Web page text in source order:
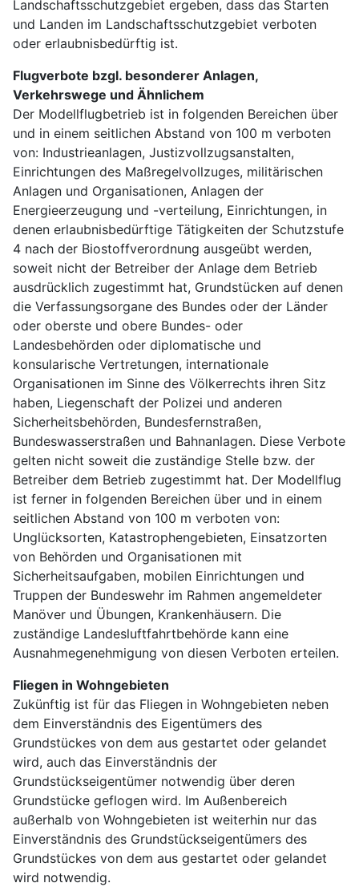
Landschaftsschutzgebiet ergeben, dass das Starten
und Landen im Landschaftsschutzgebiet verboten
oder erlaubnisbedürftig ist.
Flugverbote bzgl. besonderer Anlagen,
Verkehrswege und Ähnlichem
Der Modellflugbetrieb ist in folgenden Bereichen über
und in einem seitlichen Abstand von 100 m verboten
von: Industrieanlagen, Justizvollzugsanstalten,
Einrichtungen des Maßregelvollzuges, militärischen
Anlagen und Organisationen, Anlagen der
Energieerzeugung und -verteilung, Einrichtungen, in
denen erlaubnisbedürftige Tätigkeiten der Schutzstufe
4 nach der Biostoffverordnung ausgeübt werden,
soweit nicht der Betreiber der Anlage dem Betrieb
ausdrücklich zugestimmt hat, Grundstücken auf denen
die Verfassungsorgane des Bundes oder der Länder
oder oberste und obere Bundes- oder
Landesbehörden oder diplomatische und
konsularische Vertretungen, internationale
Organisationen im Sinne des Völkerrechts ihren Sitz
haben, Liegenschaft der Polizei und anderen
Sicherheitsbehörden, Bundesfernstraßen,
Bundeswasserstraßen und Bahnanlagen. Diese Verbote
gelten nicht soweit die zuständige Stelle bzw. der
Betreiber dem Betrieb zugestimmt hat. Der Modellflug
ist ferner in folgenden Bereichen über und in einem
seitlichen Abstand von 100 m verboten von:
Unglücksorten, Katastrophengebieten, Einsatzorten
von Behörden und Organisationen mit
Sicherheitsaufgaben, mobilen Einrichtungen und
Truppen der Bundeswehr im Rahmen angemeldeter
Manöver und Übungen, Krankenhäusern. Die
zuständige Landesluftfahrtbehörde kann eine
Ausnahmegenehmigung von diesen Verboten erteilen.
Fliegen in Wohngebieten
Zukünftig ist für das Fliegen in Wohngebieten neben
dem Einverständnis des Eigentümers des
Grundstückes von dem aus gestartet oder gelandet
wird, auch das Einverständnis der
Grundstückseigentümer notwendig über deren
Grundstücke geflogen wird. Im Außenbereich
außerhalb von Wohngebieten ist weiterhin nur das
Einverständnis des Grundstückseigentümers des
Grundstückes von dem aus gestartet oder gelandet
wird notwendig.